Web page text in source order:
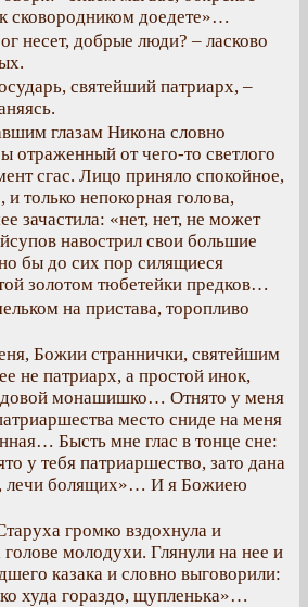
сковородником доедете»…
несет, добрые люди? – ласково
святейший патриарх, –
глазам Никона словно
отраженный от чего-то светлого
сгас. Лицо приняло спокойное,
только непокорная голова,
зачастила: «нет, нет, не может
навострил свои большие
бы до сих пор силящиеся
золотом тюбетейки предков…
на пристава, торопливо
Божии страннички, святейшим
не патриарх, а простой инок,
монашишко… Отнято у меня
место сниде на меня
Бысть мне глас в тонце сне:
у тебя патриаршество, зато дана
лечи болящих»… И я Божиею
громко вздохнула и
голове молодухи. Глянули на нее и
казака и словно выговорили:
худа гораздо, щупленька»…